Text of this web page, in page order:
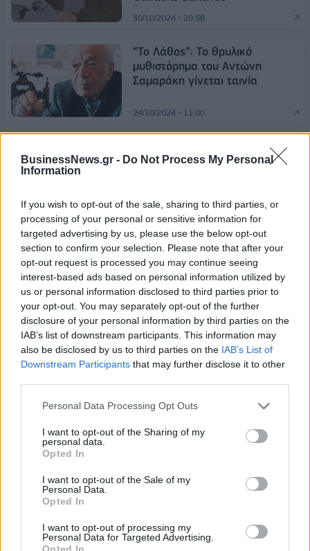
BusinessNews.gr - Do Not Process My Personal
Information
If you wish to opt-out of the sale, sharing to third parties, or
processing of your personal or sensitive information for
targeted advertising by us, please use the below opt-out
section to confirm your selection. Please note that after your
opt-out request is processed you may continue seeing
interest-based ads based on personal information utilized by
us or personal information disclosed to third parties prior to
your opt-out. You may separately opt-out of the further
disclosure of your personal information by third parties on the
IAB’s list of downstream participants. This information may
also be disclosed by us to third parties on the IAB’s List of
Downstream Participants that may further disclose it to other
Personal Data Processing Opt Outs
I want to opt-out of the Sharing of my
personal data.
Opted In
I want to opt-out of the Sale of my
Personal Data.
Opted In
I want to opt-out of processing my
Personal Data for Targeted Advertising.
Opted In
30/10/2024 - 20:58
“Το Λάθος”: Το θρυλικό
μυθιστόρημα του Αντώνη
Σαμαράκη γίνεται ταινία
24/10/2024 - 11:00
Κυκλοφόρησε η αυτοβιογραφία
του Αλ Πατσίνο
Η Μαρινέλλα βγαίνει από τη
ΜΕΘ μετά από 21 ημέρες -
Μεταφέρεται σε δωμάτιο
νοσηλείας
16/10/2024 - 10:18
“Σταμάτησαν του ρολογιού οι
δείκτες”… Καλλιτέχνες
αποχαιρετούν τον Μίμη Πλέσσα
05/10/2024 - 20:20
Έναρξη Προηγούμενο Επόμενο Τέλος